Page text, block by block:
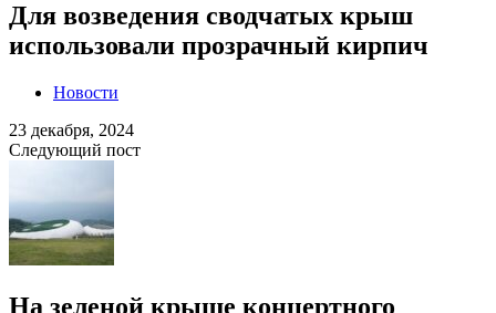
Для возведения сводчатых крыш
использовали прозрачный кирпич
Новости
23 декабря, 2024
Следующий пост
На зеленой крыше концертного